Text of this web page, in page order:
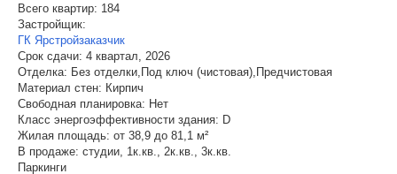
Всего квартир: 184
Застройщик:
ГК Ярстройзаказчик
Срок сдачи: 4 квартал, 2026
Отделка: Без отделки,Под ключ (чистовая),Предчистовая
Материал стен: Кирпич
Свободная планировка: Нет
Класс энергоэффективности здания: D
Жилая площадь: от 38,9 до 81,1 м²
В продаже: студии, 1к.кв., 2к.кв., 3к.кв.
Паркинги